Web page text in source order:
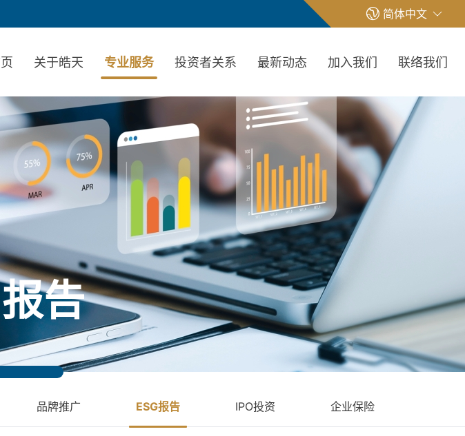
简体中文
关于皓天 专业服务 投资者关系 最新动态 加入我们 联络我们
告
品牌推广 ESG报告 IPO投资 企业保险